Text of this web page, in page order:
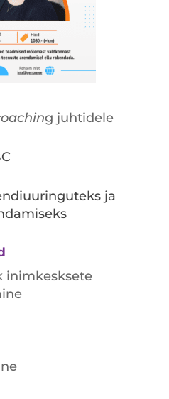
g juhtidele
ja
inimkesksete